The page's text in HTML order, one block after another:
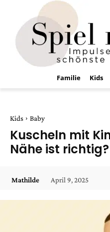
Familie Kids
Kids Baby
Kuscheln mit
Nähe ist richtig?
Mathilde April 9, 2025